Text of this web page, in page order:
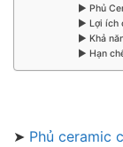
▶ Phủ
▶ Lợi ích
▶ Khả
▶ Hạn
➤ Phủ ceramic